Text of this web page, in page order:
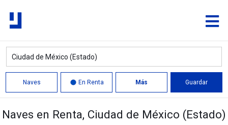
Naves En Renta Más Guardar
Quitar
Naves en Renta, Ciudad de México (Estado)